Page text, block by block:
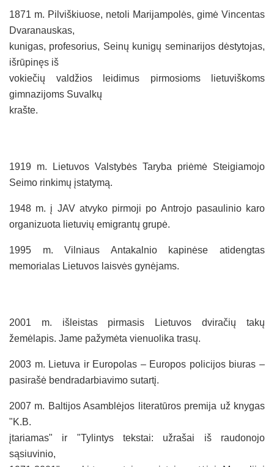
1871 m. Pilviškiuose, netoli Marijampolės, gimė Vincentas
Dvaranauskas,
kunigas, profesorius, Seinų kunigų seminarijos dėstytojas,
išrūpinęs iš
vokiečių valdžios leidimus pirmosioms lietuviškoms
gimnazijoms Suvalkų
krašte.
1919 m. Lietuvos Valstybės Taryba priėmė Steigiamojo
Seimo rinkimų įstatymą.
1948 m. į JAV atvyko pirmoji po Antrojo pasaulinio karo
organizuota lietuvių emigrantų grupė.
1995 m. Vilniaus Antakalnio kapinėse atidengtas
memorialas Lietuvos laisvės gynėjams.
2001 m. išleistas pirmasis Lietuvos dviračių takų
žemėlapis. Jame pažymėta vienuolika trasų.
2003 m. Lietuva ir Europolas – Europos policijos biuras –
pasirašė bendradarbiavimo sutartį.
2007 m. Baltijos Asamblėjos literatūros premija už knygas
"K.B.
įtariamas" ir "Tylintys tekstai: užrašai iš raudonojo
sąsiuvinio,